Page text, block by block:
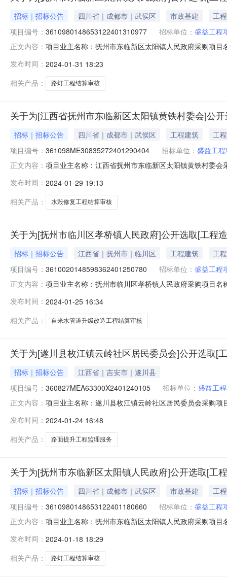
招标｜招标公告 四川省｜成都市｜武侯区 市政基建
工程
项目编号： 3610980148653122401310977 招标单位： 盛益工程
正文内容： 项目业主名称：抚州市东临新区太阳镇人民政府采购项
灯工程结算审核洽谈时间：3（个工作日）签订合同时间
限公司,中顾建研设计集团有
发布时间： 2024-01-31 18:23
相关产品：
路灯工程结算审核
关于为[江西省抚州市东临新区太阳镇黄铁村委会]公
招标｜招标公告 四川省｜成都市｜武侯区 工程建筑
工程
项目编号： 361098ME30835272401290404 招标单位： 盛益工
正文内容： 项目业主名称：江西省抚州市东临新区太阳镇黄铁村委
组山塘水毁修复工程结算审核洽谈时间：3（个工作日）
程项目管理有限公
发布时间： 2024-01-29 19:13
相关产品：
水毁修复工程结算审核
关于为[抚州市临川区孝桥镇人民政府]公开选取[工程
招标｜招标公告 江西省｜抚州市｜临川区 工程建筑
工程
项目编号： 3610020148598362401250780 招标单位： 盛益工程
正文内容： 项目业主名称：抚州市临川区孝桥镇人民政府采购项目
来水管道升级改造工程结算审核洽谈时间：2（个工作日
程项
发布时间： 2024-01-25 16:34
相关产品：
自来水管道升级改造工程结算审核
关于为[遂川县枚江镇云岭社区居民委员会]公开选取[
招标｜招标公告
江西省｜吉安市｜遂川县
项目编号： 360827MEA63300X2401240105 招标单位： 盛益工
正文内容： 项目业主名称：遂川县枚江镇云岭社区居民委员会采购
容：监理服务洽谈时间：3（个工作日）签订合同时间：
发布时间： 2024-01-24 16:48
相关产品：
路面提升工程监理服务
关于为[抚州市东临新区太阳镇人民政府]公开选取[工
招标｜招标公告 四川省｜成都市｜武侯区 市政基建
工程
项目编号： 3610980148653122401180660 招标单位： 盛益工程
正文内容： 项目业主名称：抚州市东临新区太阳镇人民政府采购项
畲里组路灯工程结算审核洽谈时间：3（个工作日）签订
目管理有限公司,融
发布时间： 2024-01-18 18:29
相关产品：
路灯工程结算审核